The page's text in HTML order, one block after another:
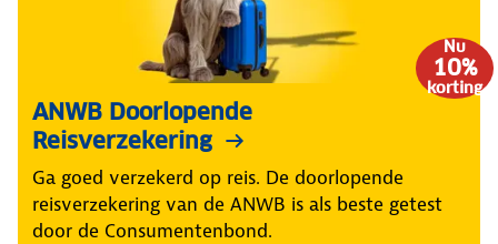
Nu
10%
korting
ANWB Doorlopende
Reisverzekering
Ga goed verzekerd op reis. De doorlopende
reisverzekering van de ANWB is als beste getest
door de Consumentenbond.